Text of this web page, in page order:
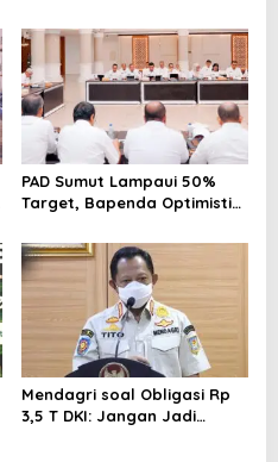
PAD Sumut Lampaui 50%
Target, Bapenda Optimistis
Mendagri soal Obligasi Rp
3,5 T DKI: Jangan Jadi